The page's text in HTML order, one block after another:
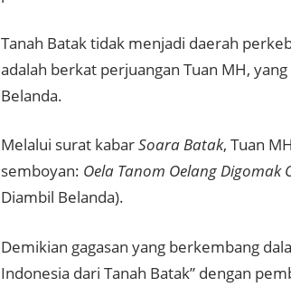
Tanah Batak tidak menjadi daerah
adalah berkat perjuangan Tuan MH,
Belanda.
Melalui surat kabarSoara Batak, Tuan
semboyan: Oela Tanom Oelang Digomak
Diambil Belanda).
Demikian gagasan yang berkembang
Indonesia dari Tanah Batak” dengan